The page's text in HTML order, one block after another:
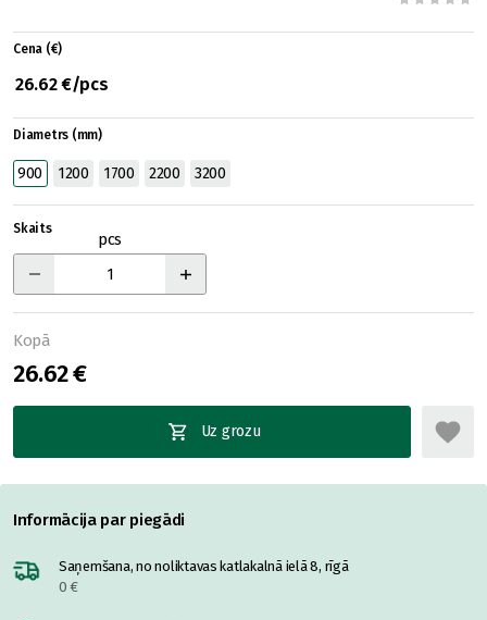
Cena (€)
26.62 €/pcs
Diametrs (mm)
900 1200 1700 2200 3200
Skaits
pcs
Kopā
26.62 €
Uz grozu
Informācija par piegādi
Saņemšana, no noliktavas katlakalnā ielā 8, rīgā
0 €